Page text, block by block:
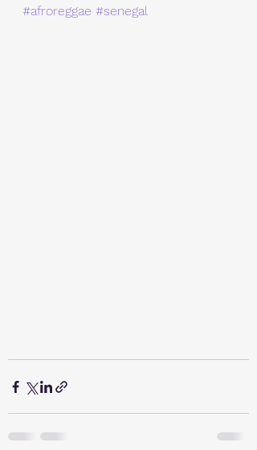
#afroreggae #senegal